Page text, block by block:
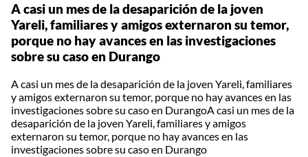
A casi un mes de la desaparición de la joven
Yareli, familiares y amigos externaron su temor,
porque no hay avances en las investigaciones
sobre su caso en Durango
A casi un mes de la desaparición de la joven Yareli, familiares
y amigos externaron su temor, porque no hay avances en las
investigaciones sobre su caso en DurangoA casi un mes de la
desaparición de la joven Yareli, familiares y amigos
externaron su temor, porque no hay avances en las
investigaciones sobre su caso en Durango